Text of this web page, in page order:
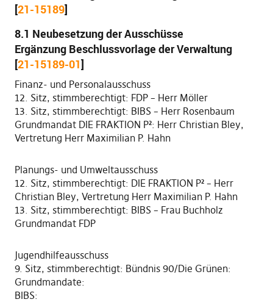
[21-15189]
8.1 Neubesetzung der Ausschüsse
Ergänzung Beschlussvorlage der Verwaltung
[21-15189-01]
Finanz- und Personalausschuss
12. Sitz, stimmberechtigt: FDP – Herr Möller
13. Sitz, stimmberechtigt: BIBS – Herr Rosenbaum
Grundmandat DIE FRAKTION P²: Herr Christian Bley,
Vertretung Herr Maximilian P. Hahn
Planungs- und Umweltausschuss
12. Sitz, stimmberechtigt: DIE FRAKTION P² – Herr
Christian Bley, Vertretung Herr Maximilian P. Hahn
13. Sitz, stimmberechtigt: BIBS – Frau Buchholz
Grundmandat FDP
Jugendhilfeausschuss
9. Sitz, stimmberechtigt: Bündnis 90/Die Grünen:
Grundmandate:
BIBS: